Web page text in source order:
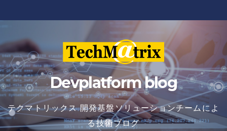
to
content
Devplatform blog
テクマトリックス 開発基盤ソリューションチームによ
る技術ブログ